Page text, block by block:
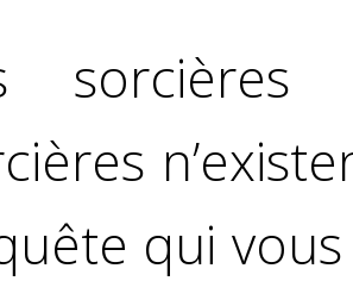
sorcières
qui